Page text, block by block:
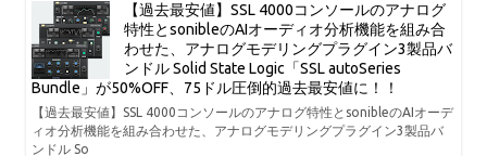
【過去最安値】SSL 4000コンソールのアナログ
特性とsonibleのAIオーディオ分析機能を組み合
わせた、アナログモデリングプラグイン3製品バ
ンドル Solid State Logic「SSL autoSeries
Bundle」が50%OFF、75ドル圧倒的過去最安値に！！
【過去最安値】SSL 4000コンソールのアナログ特性とsonibleのAIオーデ
ィオ分析機能を組み合わせた、アナログモデリングプラグイン3製品バ
ンドル So